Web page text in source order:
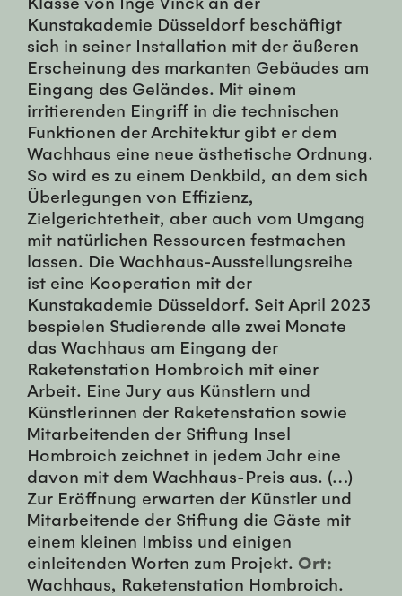
Kunstakademie Düsseldorf beschäftigt
sich in seiner Installation mit der äußeren
Erscheinung des markanten Gebäudes am
Eingang des Geländes. Mit einem
irritierenden Eingriff in die technischen
Funktionen der Architektur gibt er dem
Wachhaus eine neue ästhetische Ordnung.
So wird es zu einem Denkbild, an dem sich
Überlegungen von Effizienz,
Zielgerichtetheit, aber auch vom Umgang
mit natürlichen Ressourcen festmachen
lassen. Die Wachhaus-Ausstellungsreihe
ist eine Kooperation mit der
Kunstakademie Düsseldorf. Seit April 2023
bespielen Studierende alle zwei Monate
das Wachhaus am Eingang der
Raketenstation Hombroich mit einer
Arbeit. Eine Jury aus Künstlern und
Künstlerinnen der Raketenstation sowie
Mitarbeitenden der Stiftung Insel
Hombroich zeichnet in jedem Jahr eine
davon mit dem Wachhaus-Preis aus. (…)
Zur Eröffnung erwarten der Künstler und
Mitarbeitende der Stiftung die Gäste mit
einem kleinen Imbiss und einigen
einleitenden Worten zum Projekt. Ort:
Wachhaus, Raketenstation Hombroich.